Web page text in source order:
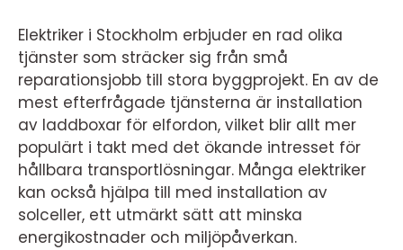
Elektriker i Stockholm erbjuder en rad olika
tjänster som sträcker sig från små
reparationsjobb till stora byggprojekt. En av de
mest efterfrågade tjänsterna är installation
av laddboxar för elfordon, vilket blir allt mer
populärt i takt med det ökande intresset för
hållbara transportlösningar. Många elektriker
kan också hjälpa till med installation av
solceller, ett utmärkt sätt att minska
energikostnader och miljöpåverkan.